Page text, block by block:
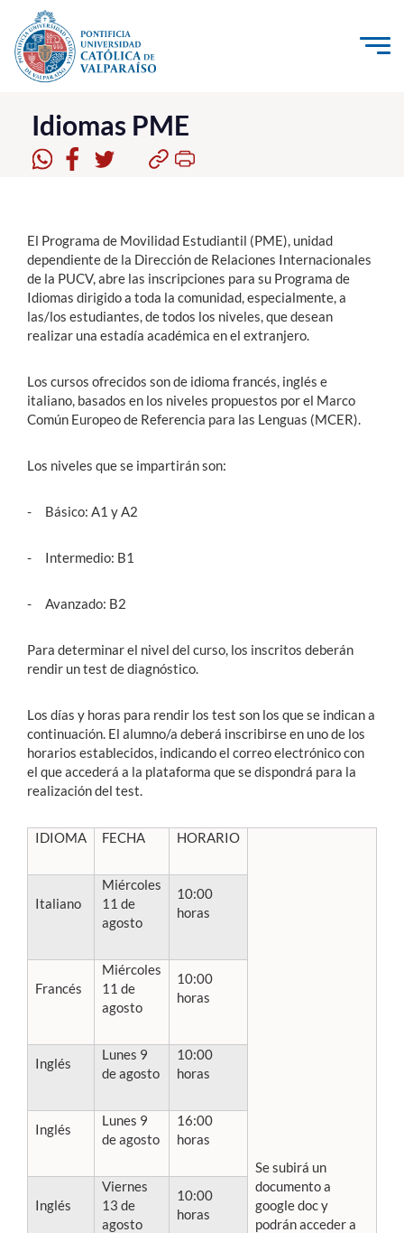
Click acá para ir directamente al contenido
La Universidad
Investigación, Creación e Innovación
Admisión
Pregrado
Formación Continua
Funcionarios
Alumni
Idiomas PME
El Programa de Movilidad Estudiantil (PME), unidad
dependiente de la Dirección de Relaciones Internacionales
de la PUCV, abre las inscripciones para su Programa de
Idiomas dirigido a toda la comunidad, especialmente, a
las/los estudiantes, de todos los niveles, que desean
realizar una estadía académica en el extranjero.
Los cursos ofrecidos son de idioma francés, inglés e
italiano, basados en los niveles propuestos por el Marco
Común Europeo de Referencia para las Lenguas (MCER).
Los niveles que se impartirán son:
- Básico: A1 y A2
- Intermedio: B1
- Avanzado: B2
Para determinar el nivel del curso, los inscritos deberán
rendir un test de diagnóstico.
Los días y horas para rendir los test son los que se indican a
continuación. El alumno/a deberá inscribirse en uno de los
horarios establecidos, indicando el correo electrónico con
el que accederá a la plataforma que se dispondrá para la
realización del test.
IDIOMA FECHA HORARIO
Se subirá un
documento a
google doc y
podrán acceder a
Italiano
Miércoles
11 de
agosto
10:00
horas
Francés
Miércoles
11 de
agosto
10:00
horas
Inglés
Lunes 9
de agosto
10:00
horas
Inglés
Lunes 9
de agosto
16:00
horas
Inglés
Viernes
13 de
agosto
10:00
horas